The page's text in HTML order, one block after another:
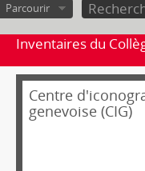
Parcourir
Inventaires du
Centre
genevoise (CIG)